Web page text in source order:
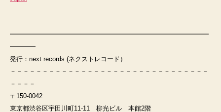
━━━━━━━━━━━━━━━━━━━━━━━━━━━━━━━
━━━━
発行：next records (ネクストレコード）
－－－－－－－－－－－－－－－－－－－－－－－－－－－－－－－
－－－－
〒150-0042
東京都渋谷区宇田川町11-11 柳光ビル 本館2階